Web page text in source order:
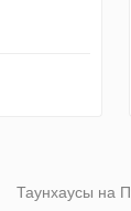
Таунхаусы на